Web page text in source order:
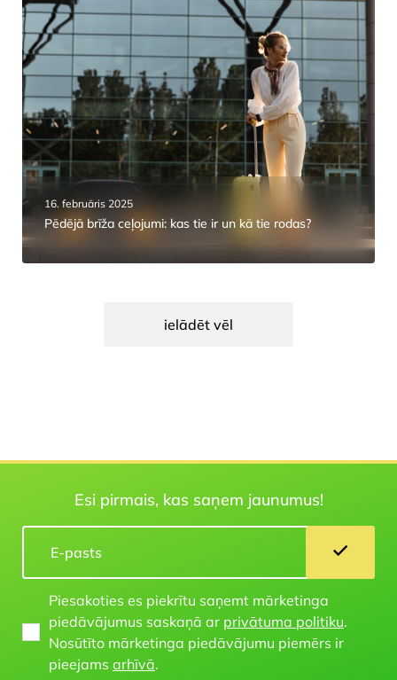
16. februāris 2025
Pēdējā brīža ceļojumi: kas tie ir un kā tie rodas?
ielādēt vēl
Esi pirmais, kas saņem jaunumus!
Piesakoties es piekrītu saņemt mārketinga
piedāvājumus saskaņā ar privātuma politiku.
Nosūtīto mārketinga piedāvājumu piemērs ir
pieejams arhīvā.